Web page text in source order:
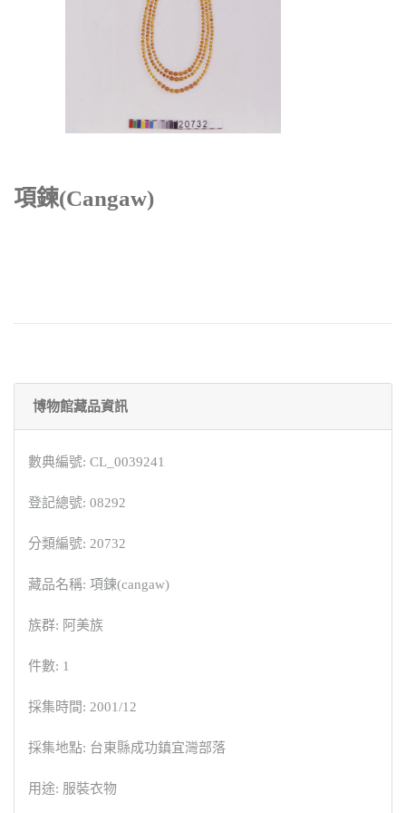
項鍊(cangaw)
博物館藏品資訊
數典編號: CL_0039241
登記總號: 08292
分類編號: 20732
藏品名稱: 項鍊(cangaw)
族群: 阿美族
件數: 1
採集時間: 2001/12
採集地點: 台東縣成功鎮宜灣部落
用途: 服裝衣物